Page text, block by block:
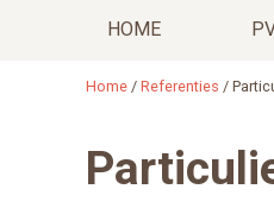
HOME
Home / Referenties /